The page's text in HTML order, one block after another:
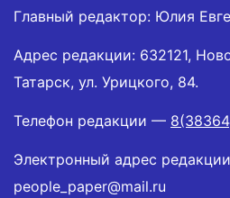
Главный редактор: Юлия
Адрес редакции: 632121,
Татарск, ул. Урицкого, 84.
Телефон редакции —
Электронный адрес
people_paper@mail.ru